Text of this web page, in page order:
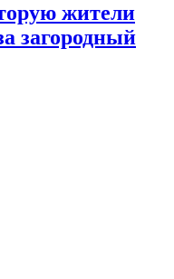
жители
загородный